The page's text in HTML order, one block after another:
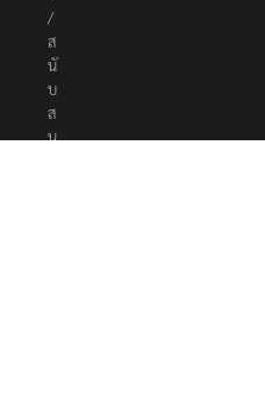
/
ส
นั
บ
ส
นุ